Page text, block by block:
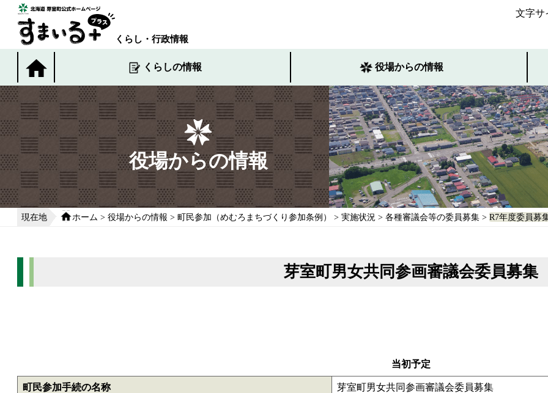
くらし・行政情報
文字サ
くらしの情報 役場からの情報
役場からの情報
現在地 ホーム > 役場からの情報 > 町民参加（めむろまちづくり参加条例） > 実施状況 > 各種審議会等の委員募集 > R7年度委員募
芽室町男女共同参画審議会委員募集
当初予定
町民参加手続の名称 芽室町男女共同参画審議会委員募集